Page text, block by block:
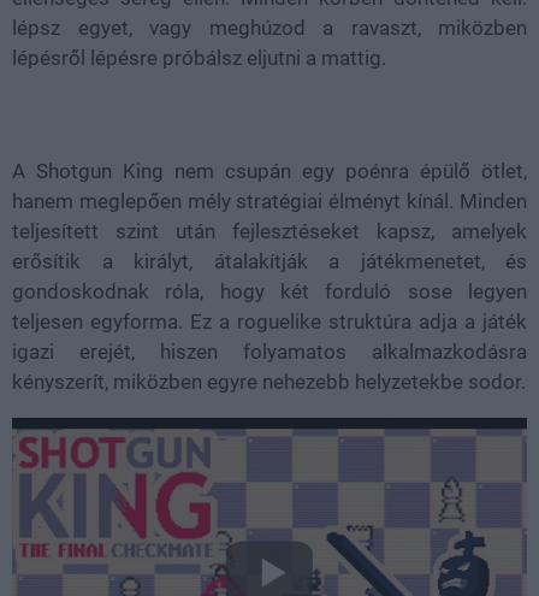
lépsz egyet, vagy meghúzod a ravaszt, miközben
lépésről lépésre próbálsz eljutni a mattig.
A Shotgun King nem csupán egy poénra épülő ötlet,
hanem meglepően mély stratégiai élményt kínál. Minden
teljesített szint után fejlesztéseket kapsz, amelyek
erősítik a királyt, átalakítják a játékmenetet, és
gondoskodnak róla, hogy két forduló sose legyen
teljesen egyforma. Ez a roguelike struktúra adja a játék
igazi erejét, hiszen folyamatos alkalmazkodásra
kényszerít, miközben egyre nehezebb helyzetekbe sodor.